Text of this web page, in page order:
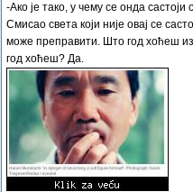
-Ако је тако, у чему се онда састоји
Смисао света који није овај се
може преправити. Што год хоћеш
год хоћеш? Да.